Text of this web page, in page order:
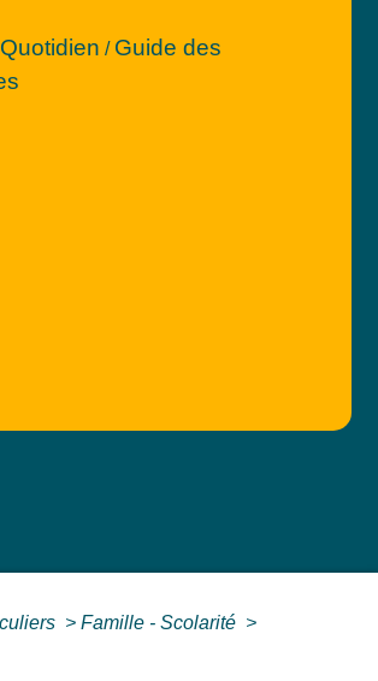
Quotidien / Guide des
> Famille - Scolarité >